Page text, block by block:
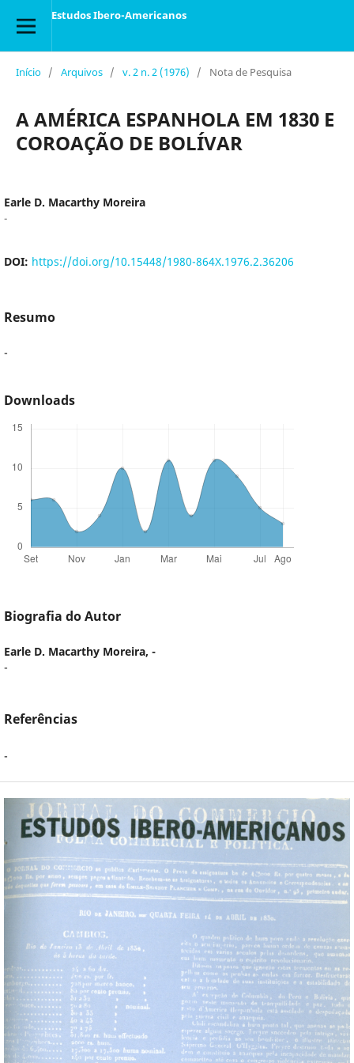
Estudos Ibero-Americanos
Início / Arquivos / v. 2 n. 2 (1976) / Nota de Pesquisa
A AMÉRICA ESPANHOLA EM 1830 E
COROAÇÃO DE BOLÍVAR
Earle D. Macarthy Moreira
-
DOI: https://doi.org/10.15448/1980-864X.1976.2.36206
Resumo
-
Downloads
Biografia do Autor
Earle D. Macarthy Moreira, -
-
Referências
-